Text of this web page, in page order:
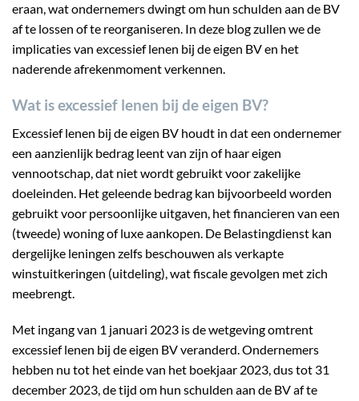
eraan, wat ondernemers dwingt om hun schulden aan de BV
af te lossen of te reorganiseren. In deze blog zullen we de
implicaties van excessief lenen bij de eigen BV en het
naderende afrekenmoment verkennen.
Wat is excessief lenen bij de eigen BV?
Excessief lenen bij de eigen BV houdt in dat een ondernemer
een aanzienlijk bedrag leent van zijn of haar eigen
vennootschap, dat niet wordt gebruikt voor zakelijke
doeleinden. Het geleende bedrag kan bijvoorbeeld worden
gebruikt voor persoonlijke uitgaven, het financieren van een
(tweede) woning of luxe aankopen. De Belastingdienst kan
dergelijke leningen zelfs beschouwen als verkapte
winstuitkeringen (uitdeling), wat fiscale gevolgen met zich
meebrengt.
Met ingang van 1 januari 2023 is de wetgeving omtrent
excessief lenen bij de eigen BV veranderd. Ondernemers
hebben nu tot het einde van het boekjaar 2023, dus tot 31
december 2023, de tijd om hun schulden aan de BV af te